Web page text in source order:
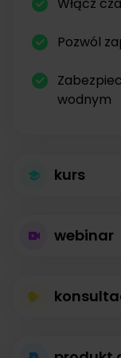
Pozwól
wodnym
kurs
kursów
Kursy online z
opisami
webinar
bez